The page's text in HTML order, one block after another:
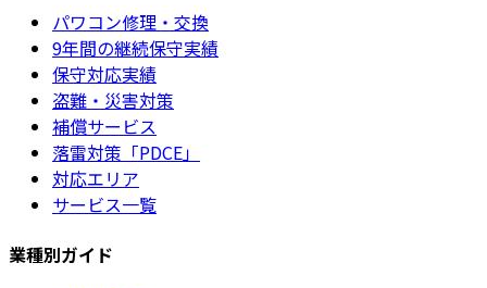
パワコン修理・交換
9年間の継続保守実績
保守対応実績
盗難・災害対策
補償サービス
落雷対策「PDCE」
対応エリア
サービス一覧
業種別ガイド